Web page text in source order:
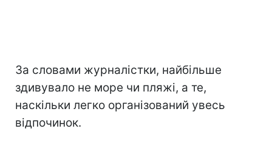
За словами журналістки, найбільше
здивувало не море чи пляжі, а те,
наскільки легко організований увесь
відпочинок.